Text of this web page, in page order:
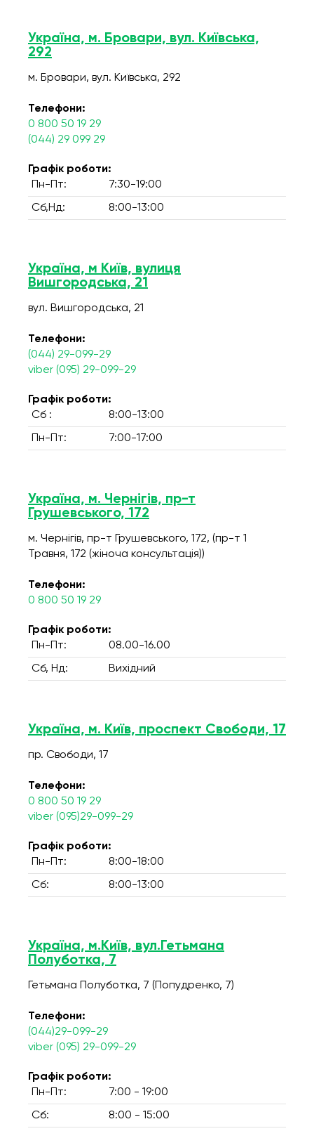
Україна, м. Бровари, вул. Київська,
292
м. Бровари, вул. Київська, 292
Телефони:
0 800 50 19 29
(044) 29 099 29
Графік роботи:
Пн-Пт:
7:30-19:00
Сб,Нд: 8:00-13:00
Україна, м Київ, вулиця
Вишгородська, 21
вул. Вишгородська, 21
Телефони:
(044) 29-099-29
viber (095) 29-099-29
Графік роботи:
Сб :
8:00-13:00
Пн-Пт: 7:00-17:00
Україна, м. Чернігів, пр-т
Грушевського, 172
м. Чернігів, пр-т Грушевського, 172, (пр-т 1
Травня, 172 (жіноча консультація))
Телефони:
0 800 50 19 29
Графік роботи:
Пн-Пт:
08.00-16.00
Сб, Нд: Вихідний
Україна, м. Київ, проспект Свободи, 17
пр. Свободи, 17
Телефони:
0 800 50 19 29
viber (095)29-099-29
Графік роботи:
Пн-Пт:
8:00-18:00
Сб: 8:00-13:00
Україна, м.Київ, вул.Гетьмана
Полуботка, 7
Гетьмана Полуботка, 7 (Попудренко, 7)
Телефони:
(044)29-099-29
viber (095) 29-099-29
Графік роботи:
Пн-Пт:
7:00 - 19:00
Сб: 8:00 - 15:00